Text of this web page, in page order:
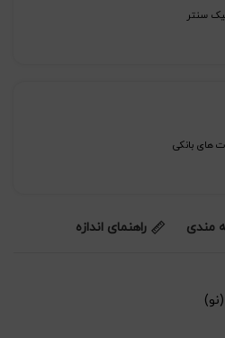
سنتر
های بانکی
مندی راهنمای اندازه